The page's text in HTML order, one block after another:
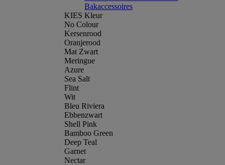
Bakaccessoires
KIES Kleur
No Colour
Kersenrood
Oranjerood
Mat Zwart
Meringue
Azure
Sea Salt
Flint
Wit
Bleu Riviera
Ebbenzwart
Shell Pink
Bamboo Green
Deep Teal
Garnet
Nectar